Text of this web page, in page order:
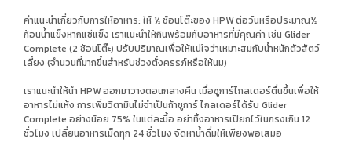
คำแนะนำเกี่ยวกับการให้อาหาร: ให้ ½ ช้อนโต๊ะของ HPW ต่อวันหรือประมาณ½
ก้อนน้ำแข็งหากแช่แข็ง เราแนะนำให้กินพร้อมกับอาหารที่มีคุณค่า เช่น Glider
Complete (2 ช้อนโต๊ะ) ปรับปริมาณเพื่อให้แน่ใจว่าเหมาะสมกับน้ำหนักตัวสัตว์
เลี้ยง (จำนวนที่มากขึ้นสำหรับช่วงตั้งครรภ์หรือให้นม)
เราแนะนำให้นำ HPW ออกมาวางตอนกลางคืน เมื่อชูการ์ไกลเดอร์ตื่นขึ้นเพื่อให้
อาหารไม่แห้ง การเพิ่มวิตามินไม่จำเป็นถ้าชูการ์ ไกลเดอร์ได้รับ Glider
Complete อย่างน้อย 75% ในแต่ละมื้อ อย่าทิ้งอาหารเปียกไว้ในกรงเกิน 12
ชั่วโมง เปลี่ยนอาหารเม็ดทุก 24 ชั่วโมง จัดหาน้ำดื่มให้เพียงพอเสมอ